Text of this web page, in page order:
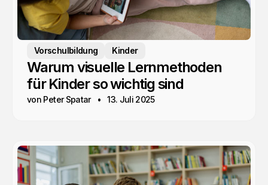
Vorschulbildung Kinder
Warum visuelle Lernmethoden
für Kinder so wichtig sind
von Peter Spatar 13. Juli 2025